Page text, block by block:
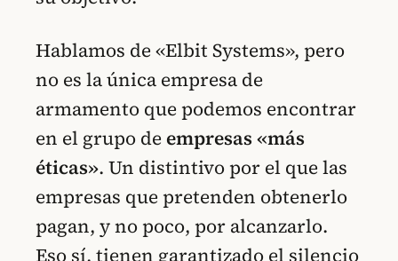
Hablamos de «Elbit Systems», pero
no es la única empresa de
armamento que podemos encontrar
en el grupo de empresas «más
éticas». Un distintivo por el que las
empresas que pretenden obtenerlo
pagan, y no poco, por alcanzarlo.
Eso sí, tienen garantizado el silencio